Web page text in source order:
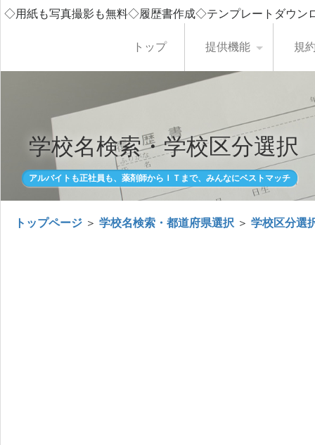
◇用紙も写真撮影も無料◇履歴書作成◇テンプレートダウ
トップ 提供機能 規
学校名検索・学校区分選択
アルバイトも正社員も、薬剤師からＩＴまで、みんなにベストマッチ
トップページ ＞ 学校名検索・都道府県選択 ＞ 学校区分選